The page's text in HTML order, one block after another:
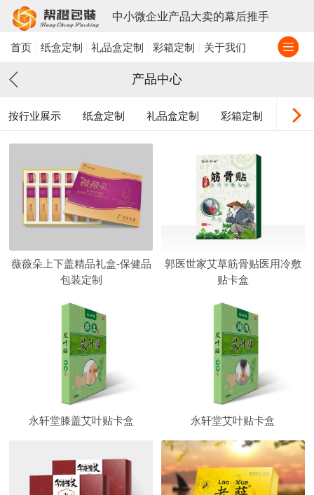
中小微企业产品大卖的幕后推手
首页 纸盒定制 礼品盒定制 彩箱定制 关于我们
产品中心
按行业展示 纸盒定制 礼品盒定制 彩箱定制 插
薇薇朵上下盖精品礼盒-保健品
包装定制
郭医世家艾草筋骨贴医用冷敷
贴卡盒
永轩堂膝盖艾叶贴卡盒 永轩堂艾叶贴卡盒